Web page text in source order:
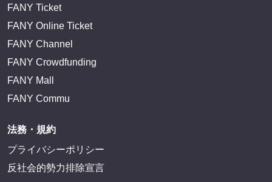
FANY Ticket
FANY Online Ticket
FANY Channel
FANY Crowdfunding
FANY Mall
FANY Commu
法務・規約
プライバシーポリシー
反社会的勢力排除宣言